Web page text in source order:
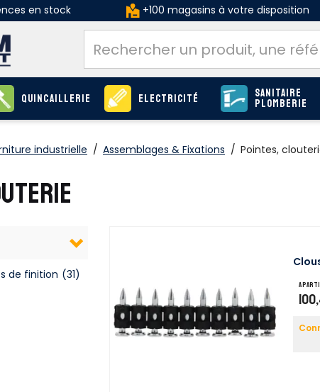
en stock +100 magasins à votre disposition
Quincaillerie Electricité Sanitaire
Plomberie
industrielle / Assemblages & Fixations / Pointes,
de finition (31)
A